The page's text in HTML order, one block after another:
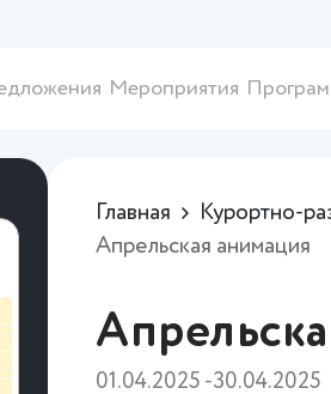
Мероприятия
Главная
Курортно-
Апрельская анимация
01.04.2025 -30.04.2025